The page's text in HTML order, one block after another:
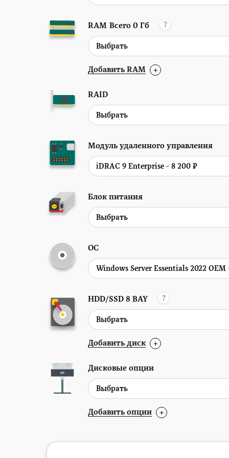
RAM Всего 0 Гб ?
Добавить RAM +
RAID
Модуль удаленного управления
Блок питания
ОС
HDD/SSD 8 BAY ?
Добавить диск +
Дисковые опции
Добавить опции +